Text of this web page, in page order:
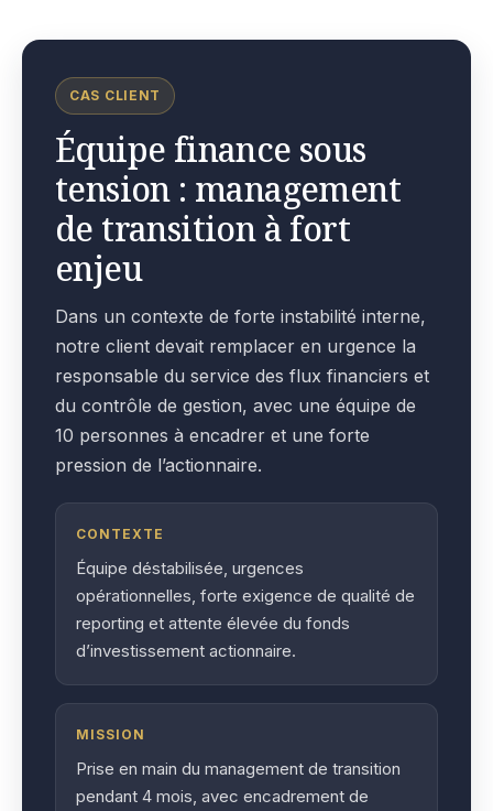
CAS CLIENT
Équipe finance sous
tension : management
de transition à fort
enjeu
Dans un contexte de forte instabilité interne,
notre client devait remplacer en urgence la
responsable du service des flux financiers et
du contrôle de gestion, avec une équipe de
10 personnes à encadrer et une forte
pression de l’actionnaire.
CONTEXTE
Équipe déstabilisée, urgences
opérationnelles, forte exigence de qualité de
reporting et attente élevée du fonds
d’investissement actionnaire.
MISSION
Prise en main du management de transition
pendant 4 mois, avec encadrement de